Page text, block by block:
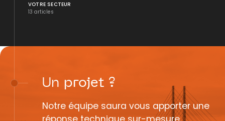
VOTRE SECTEUR
13 articles
Un projet ?
Notre équipe saura vous apporter une